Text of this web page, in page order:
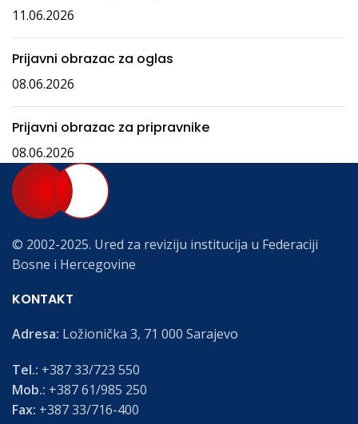
11.06.2026
Prijavni obrazac za oglas
08.06.2026
Prijavni obrazac za pripravnike
08.06.2026
© 2002-2025. Ured za reviziju institucija u Federaciji
Bosne i Hercegovine
KONTAKT
Adresa: Ložionička 3, 71 000 Sarajevo
Tel.: +387 33/723 550
Mob.: +387 61/985 250
Fax: +387 33/716-400